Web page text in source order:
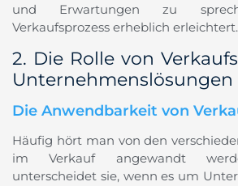
und Erwartungen zu
Verkaufsprozess erheblich erleichtert.
2. Die Rolle von
Unternehmenslösungen
Die Anwendbarkeit von
Häufig hört man von den
im Verkauf angewandt
unterscheidet sie, wenn es um